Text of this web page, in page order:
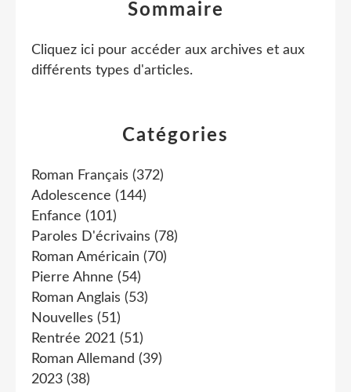
Catégories
Roman Français (372)
Adolescence (144)
Enfance (101)
Paroles D'écrivains (78)
Roman Américain (70)
Pierre Ahnne (54)
Roman Anglais (53)
Nouvelles (51)
Rentrée 2021 (51)
Roman Allemand (39)
2023 (38)
Sommaire
Cliquez ici pour accéder aux archives et aux
différents types d'articles.